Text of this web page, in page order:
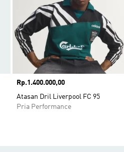
Harga
Rp.1.400.000,00
Atasan Dril Liverpool FC 95
Pria Performance